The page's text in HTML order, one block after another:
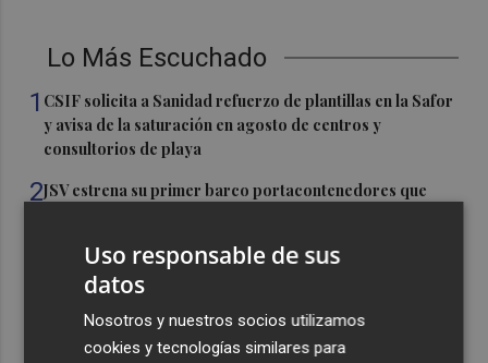
Lo Más Escuchado
1 CSIF solicita a Sanidad refuerzo de plantillas en la Safor
y avisa de la saturación en agosto de centros y
consultorios de playa
2JSV estrena su primer barco portacontenedores que
Torrent licita el bar-cafetería del Polideportivo
Municipal Anabel Medina
Los clubes de Castellón de taekwon-do ITF ponen a la
provincia en el mapa en la temporada 25/26
Uso responsable de sus
datos
Nosotros y nuestros socios utilizamos
cookies y tecnologías similares para